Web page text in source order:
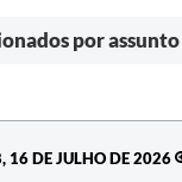
por assunto
16 DE JULHO DE 2026